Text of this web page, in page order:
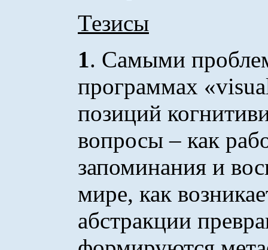
Тезисы
1. Самыми
программах
позиций
вопросы – как
запоминания и
мире, как
абстракции